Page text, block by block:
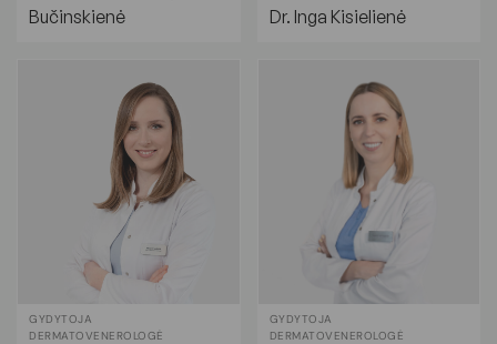
Bučinskienė
Dr. Inga Kisielienė
GYDYTOJA
DERMATOVENEROLOGĖ
GYDYTOJA
DERMATOVENEROLOGĖ